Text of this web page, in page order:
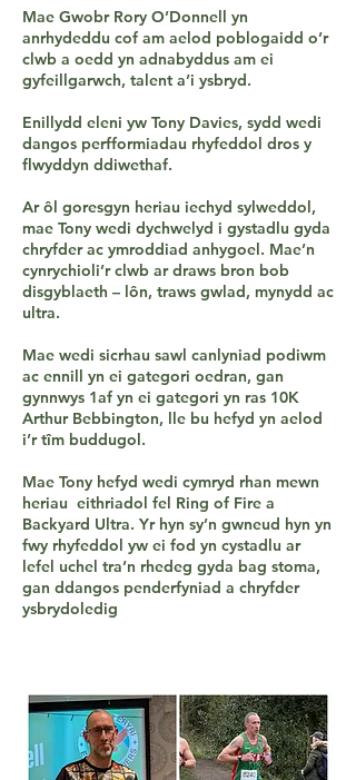
Mae Gwobr Rory O’Donnell yn
anrhydeddu cof am aelod poblogaidd o’r
clwb a oedd yn adnabyddus am ei
gyfeillgarwch, talent a’i ysbryd.
Enillydd eleni yw Tony Davies, sydd wedi
dangos perfformiadau rhyfeddol dros y
flwyddyn ddiwethaf.
Ar ôl goresgyn heriau iechyd sylweddol,
mae Tony wedi dychwelyd i gystadlu gyda
chryfder ac ymroddiad anhygoel. Mae’n
cynrychioli’r clwb ar draws bron bob
disgyblaeth – lôn, traws gwlad, mynydd ac
ultra.
Mae wedi sicrhau sawl canlyniad podiwm
ac ennill yn ei gategori oedran, gan
gynnwys 1af yn ei gategori yn ras 10K
Arthur Bebbington, lle bu hefyd yn aelod
i’r tîm buddugol.
Mae Tony hefyd wedi cymryd rhan mewn
heriau eithriadol fel Ring of Fire a
Backyard Ultra. Yr hyn sy’n gwneud hyn yn
fwy rhyfeddol yw ei fod yn cystadlu ar
lefel uchel tra’n rhedeg gyda bag stoma,
gan ddangos penderfyniad a chryfder
ysbrydoledig